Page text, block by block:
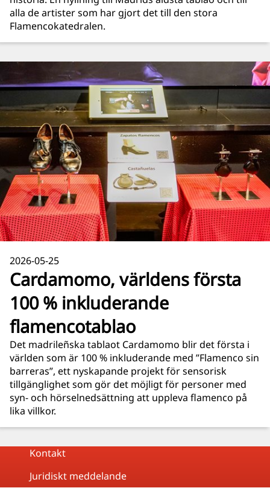
alla de artister som har gjort det till den stora
Flamencokatedralen.
2026-05-25
Cardamomo, världens första
100 % inkluderande
flamencotablao
Det madrileñska tablaot Cardamomo blir det första i
världen som är 100 % inkluderande med ”Flamenco sin
barreras”, ett nyskapande projekt för sensorisk
tillgänglighet som gör det möjligt för personer med
syn- och hörselnedsättning att uppleva flamenco på
lika villkor.
Kontakt
Juridiskt meddelande